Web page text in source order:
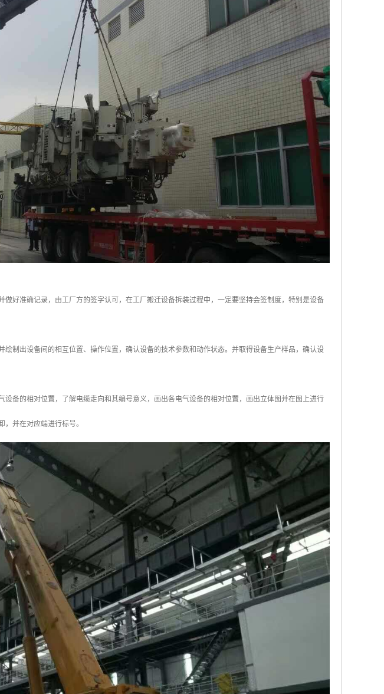
好准确记录，由工厂方的签字认可，在工厂搬迁设备拆装过程中，一定要坚持会签制度，特别是设备
制出设备间的相互位置、操作位置，确认设备的技术参数和动作状态。并取得设备生产样品，确认设
备的相对位置，了解电缆走向和其编号意义，画出各电气设备的相对位置，画出立体图并在图上进行
并在对应端进行标号。